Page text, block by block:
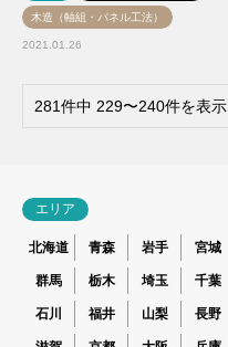
木造（軸組・パネル工法）
2021.01.26
281件中 229〜240件を表示
エリア
北海道 青森 岩手 宮城
群馬 栃木 埼玉 千葉
石川 福井 山梨 長野